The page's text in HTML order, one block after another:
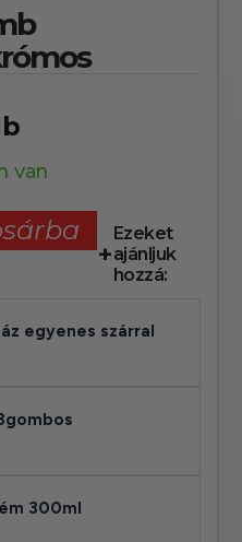
van
Ezeket
ajánljuk
hozzá:
egyenes szárral
300ml